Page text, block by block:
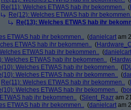
Re(11): Welches ETWAS hab ihr bekommen.. (
Re(12): Welches ETWAS hab ihr
Re(13): Welches ETWAS hab ihr
ETWAS hab ihr bekommen.. (danielcart am
ETWAS hab ihr bekommen.. (
ETWAS hab ihr bekommen.. (danielcart
Welches ETWAS hab ihr bekommen.. (
Welches ETWAS hab ihr bekommen.. (
Welches ETWAS hab ihr bekommen.. (
Re(11): Welches ETWAS hab ihr bekommen.. (
Welches ETWAS hab ihr bekommen.. (
hab ihr bekommen.. (Silent_Razr am
ETWAS hab ihr bekommen.. (danielcart am